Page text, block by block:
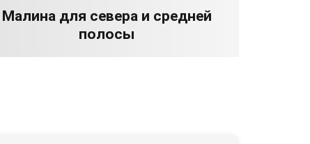
Малина для севера и средней
полосы